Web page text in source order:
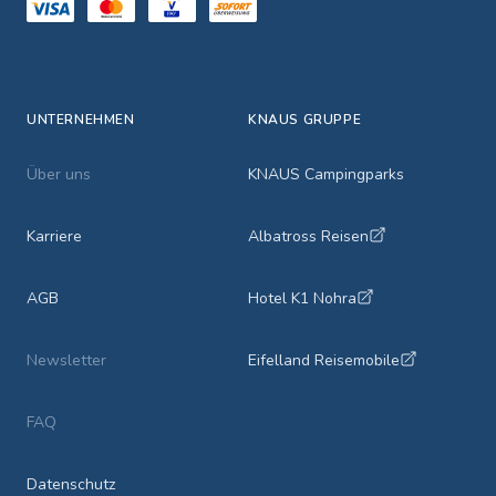
UNTERNEHMEN
Über uns
Karriere
AGB
Newsletter
FAQ
Datenschutz
KNAUS GRUPPE
KNAUS Campingparks
Albatross Reisen
Hotel K1 Nohra
Eifelland Reisemobile